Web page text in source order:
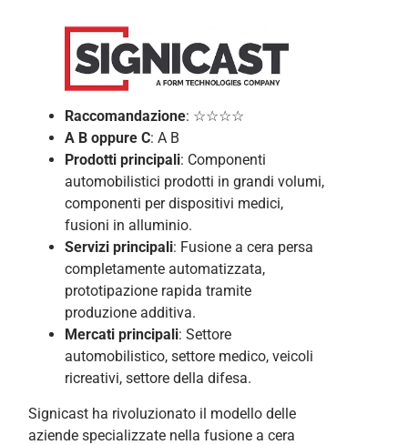
Raccomandazione: ☆☆☆☆
A B oppure C: A B
Prodotti principali: Componenti
automobilistici prodotti in grandi volumi,
componenti per dispositivi medici,
fusioni in alluminio.
Servizi principali: Fusione a cera persa
completamente automatizzata,
prototipazione rapida tramite
produzione additiva.
Mercati principali: Settore
automobilistico, settore medico, veicoli
ricreativi, settore della difesa.
Signicast ha rivoluzionato il modello delle
aziende specializzate nella fusione a cera